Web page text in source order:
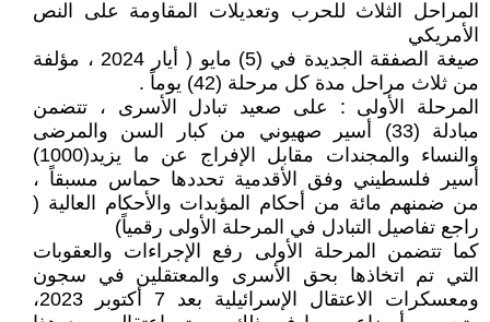
المراحل الثلاث للحرب وتعديلات المقاومة على النص
الأمريكي
صيغة الصفقة الجديدة في (5) مايو ( أيار 2024 ، مؤلفة
من ثلاث مراحل مدة كل مرحلة (42) يوماً .
المرحلة الأولى : على صعيد تبادل الأسرى ، تتضمن
مبادلة (33) أسير صهيوني من كبار السن والمرضى
والنساء والمجندات مقابل الإفراج عن ما يزيد(1000)
أسير فلسطيني وفق الأقدمية تحددها حماس مسبقاً ،
من ضمنهم مائة من أحكام المؤبدات والأحكام العالية (
راجع تفاصيل التبادل في المرحلة الأولى رقمياً)
كما تتضمن المرحلة الأولى رفع الإجراءات والعقوبات
التي تم اتخاذها بحق الأسرى والمعتقلين في سجون
ومعسكرات الاعتقال الإسرائيلية بعد 7 أكتوبر 2023،